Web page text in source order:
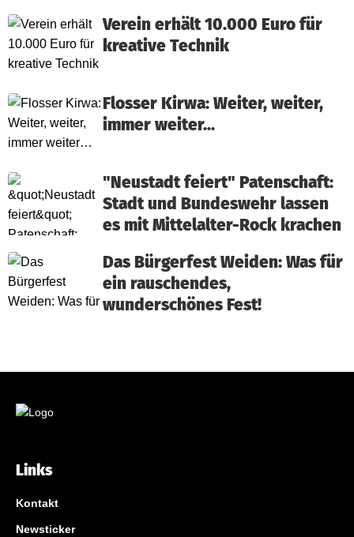
Verein erhält 10.000 Euro für
kreative Technik
Flosser Kirwa: Weiter, weiter,
immer weiter…
"Neustadt feiert" Patenschaft:
Stadt und Bundeswehr lassen
es mit Mittelalter-Rock krachen
Das Bürgerfest Weiden: Was für
ein rauschendes,
wunderschönes Fest!
Links
Kontakt
Newsticker